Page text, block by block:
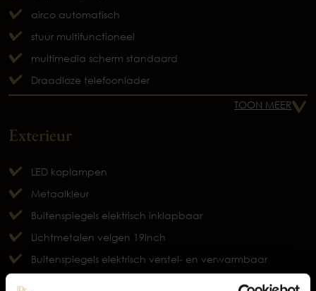
airco automatisch
stuur multifunctioneel
multimedia scherm standaard
Draadloze telefoonlader
TOON MEER
Exterieur
LED koplampen
Metaalkleur
Buitenspiegels elektrisch inklapbaar
Lichtmetalen velgen 19inch
Buitenspiegels elektrisch verstel- en verwarmbaar
TOON MEER
Occasions